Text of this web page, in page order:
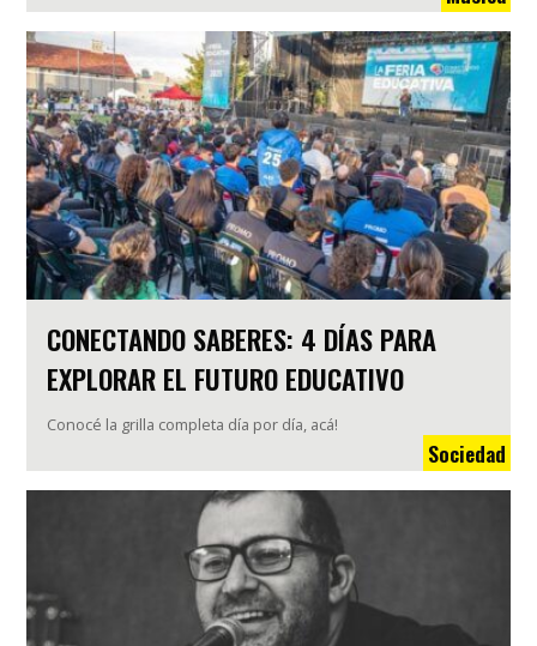
CONECTANDO SABERES: 4 DÍAS PARA
EXPLORAR EL FUTURO EDUCATIVO
Conocé la grilla completa día por día, acá!
Sociedad